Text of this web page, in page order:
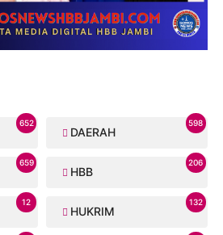
652
DAERAH
598
659
HBB
206
12
HUKRIM
132